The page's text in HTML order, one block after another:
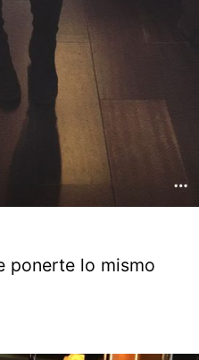
ponerte lo mismo